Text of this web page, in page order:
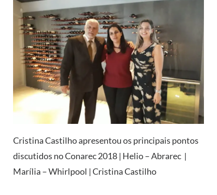
Cristina Castilho apresentou os principais pontos
discutidos no Conarec 2018 | Helio – Abrarec |
Marília – Whirlpool | Cristina Castilho